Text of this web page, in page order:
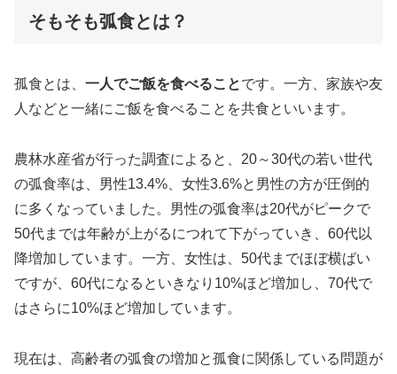
そもそも弧食とは？
孤食とは、 一人でご飯を食べることです。一方、家族や友
人などと一緒にご飯を食べることを共食といいます。
農林水産省が行った調査によると、20～30代の若い世代
の弧食率は、男性13.4%、女性3.6%と男性の方が圧倒的
に多くなっていました。男性の弧食率は20代がピークで
50代までは年齢が上がるにつれて下がっていき、60代以
降増加しています。一方、女性は、50代までほぼ横ばい
ですが、60代になるといきなり10%ほど増加し、70代で
はさらに10%ほど増加しています。
現在は、高齢者の弧食の増加と孤食に関係している問題が